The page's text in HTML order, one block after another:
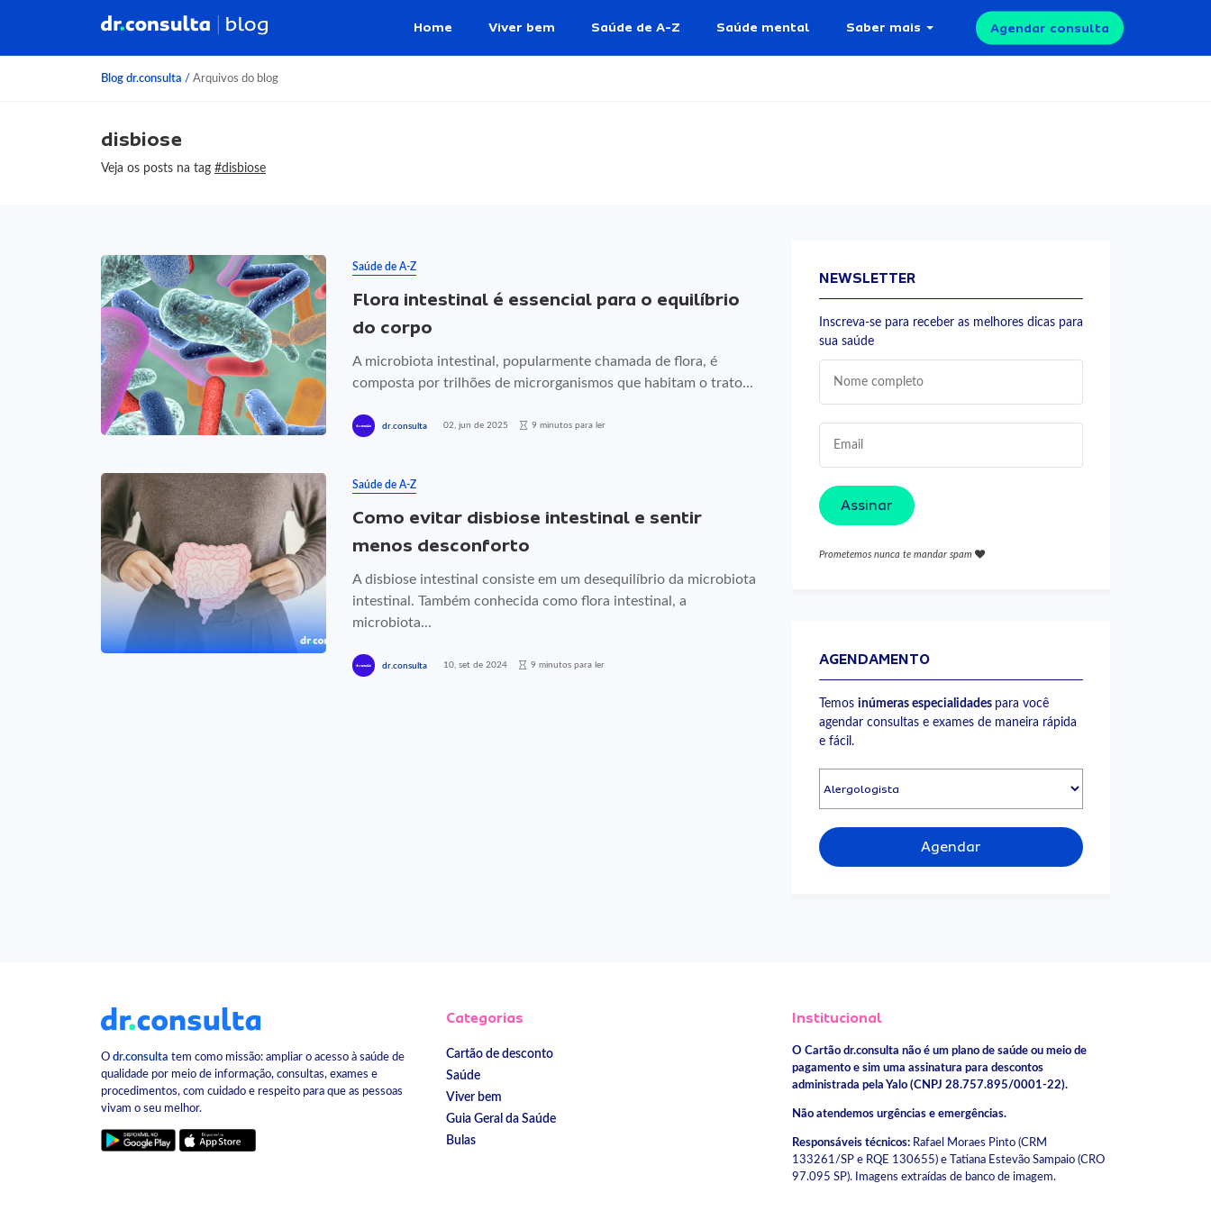
Home Viver bem Saúde de A-Z Saúde mental Saber mais Agendar consulta
Blog dr.consulta / Arquivos do blog
disbiose
Veja os posts na tag #disbiose
Saúde de A-Z
Flora intestinal é essencial para o equilíbrio
do corpo
A microbiota intestinal, popularmente chamada de flora, é
composta por trilhões de microrganismos que habitam o trato...
dr.consulta 02, jun de 2025 9 minutos para ler
Saúde de A-Z
Como evitar disbiose intestinal e sentir
menos desconforto
A disbiose intestinal consiste em um desequilíbrio da microbiota
intestinal. Também conhecida como flora intestinal, a
microbiota...
dr.consulta 10, set de 2024 9 minutos para ler
NEWSLETTER
Inscreva-se para receber as melhores dicas para
sua saúde
Assinar
Prometemos nunca te mandar spam
AGENDAMENTO
Temos inúmeras especialidades para você
agendar consultas e exames de maneira rápida
e fácil.
Agendar
O dr.consulta tem como missão: ampliar o acesso à saúde de
qualidade por meio de informação, consultas, exames e
procedimentos, com cuidado e respeito para que as pessoas
vivam o seu melhor.
Categorias
Cartão de desconto
Saúde
Viver bem
Guia Geral da Saúde
Bulas
Institucional
O Cartão dr.consulta não é um plano de saúde ou meio de
pagamento e sim uma assinatura para descontos
administrada pela Yalo (CNPJ 28.757.895/0001-22).
Não atendemos urgências e emergências.
Responsáveis técnicos:Rafael Moraes Pinto (CRM
133261/SP e RQE 130655) e Tatiana Estevão Sampaio (CRO
97.095 SP). Imagens extraídas de banco de imagem.